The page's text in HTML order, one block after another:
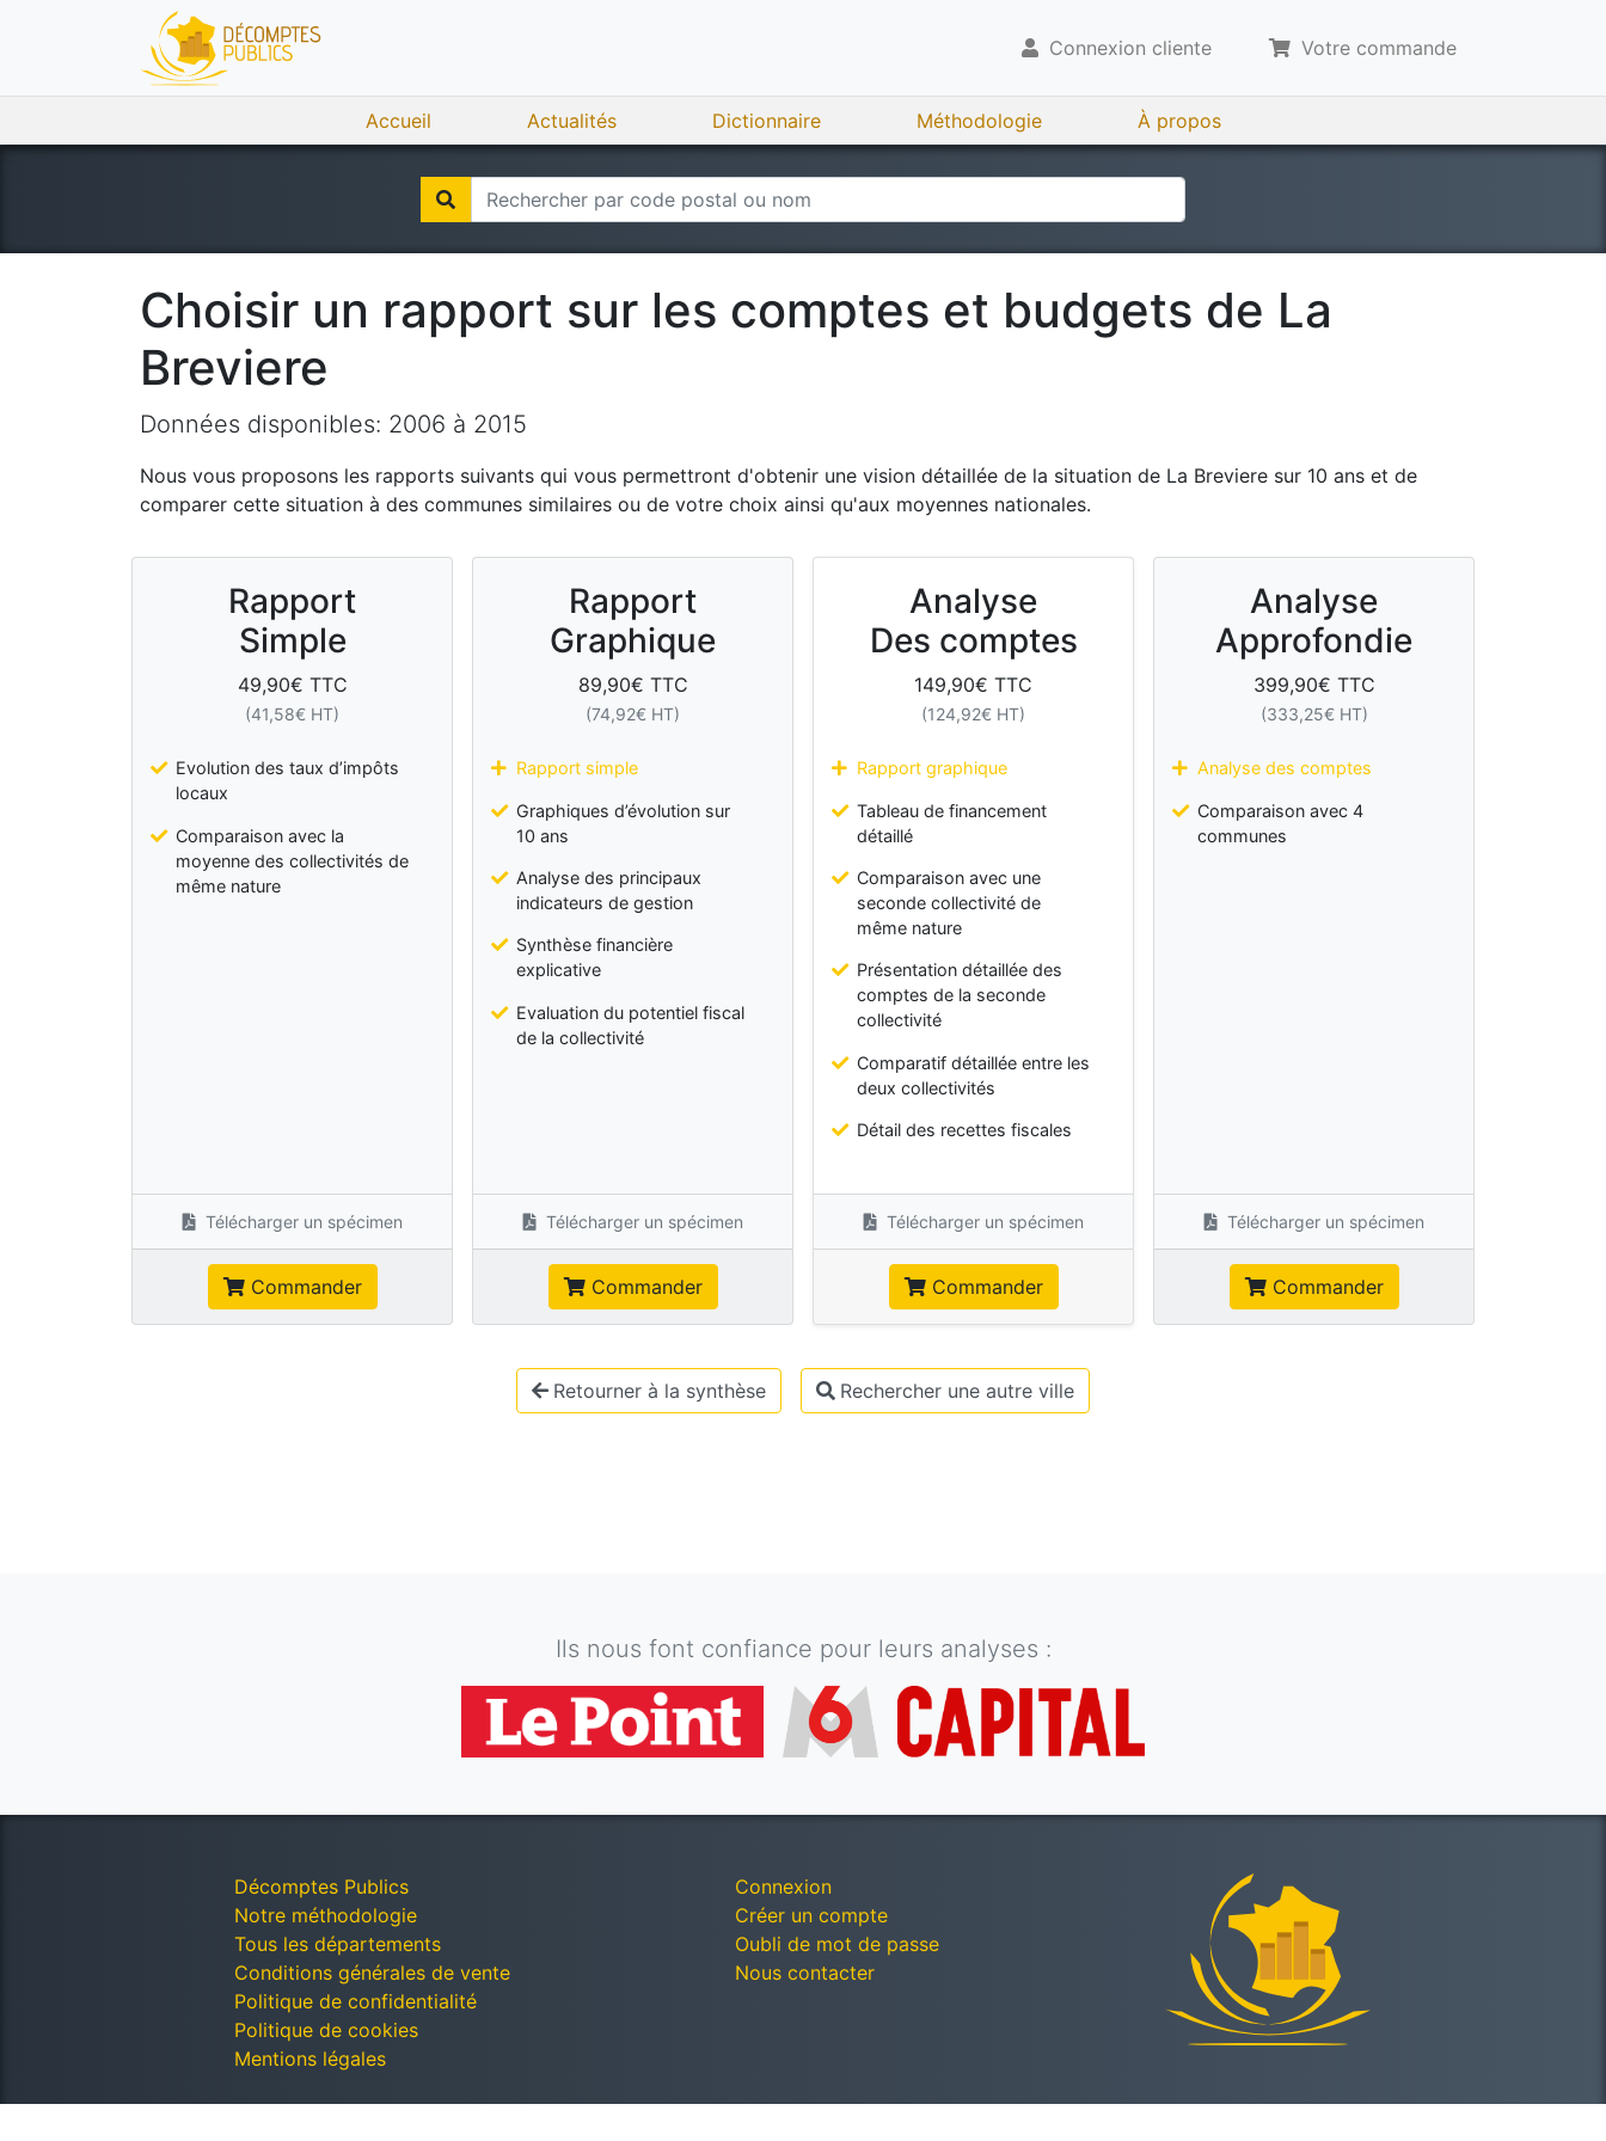
Connexion cliente Votre commande
Accueil Actualités Dictionnaire Méthodologie À propos
Choisir un rapport sur les comptes et budgets de La
Breviere
Données disponibles: 2006 à 2015
Nous vous proposons les rapports suivants qui vous permettront d'obtenir une vision détaillée de la situation de La Breviere sur 10 ans et de
comparer cette situation à des communes similaires ou de votre choix ainsi qu'aux moyennes nationales.
Rapport
Simple
49,90€ TTC
(41,58€ HT)
Evolution des taux d’impôts
locaux
Comparaison avec la
moyenne des collectivités de
même nature
Télécharger un spécimen
Commander
Rapport
Graphique
89,90€ TTC
(74,92€ HT)
Rapport simple
Graphiques d’évolution sur
10 ans
Analyse des principaux
indicateurs de gestion
Synthèse financière
explicative
Evaluation du potentiel fiscal
de la collectivité
Télécharger un spécimen
Commander
Analyse
Des comptes
149,90€ TTC
(124,92€ HT)
Rapport graphique
Tableau de financement
détaillé
Comparaison avec une
seconde collectivité de
même nature
Présentation détaillée des
comptes de la seconde
collectivité
Comparatif détaillée entre les
deux collectivités
Détail des recettes fiscales
Télécharger un spécimen
Commander
Analyse
Approfondie
399,90€ TTC
(333,25€ HT)
Analyse des comptes
Comparaison avec 4
communes
Télécharger un spécimen
Commander
Retourner à la synthèse Rechercher une autre ville
Ils nous font confiance pour leurs analyses :
Décomptes Publics
Notre méthodologie
Tous les départements
Conditions générales de vente
Politique de confidentialité
Politique de cookies
Mentions légales
Connexion
Créer un compte
Oubli de mot de passe
Nous contacter